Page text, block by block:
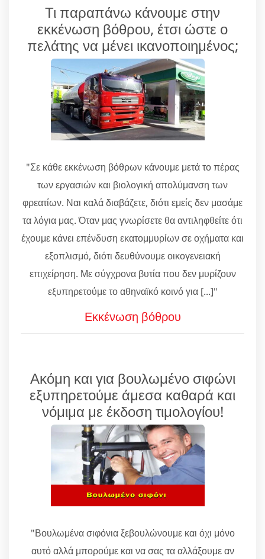
Τι παραπάνω κάνουμε στην
εκκένωση βόθρου, έτσι ώστε ο
πελάτης να μένει ικανοποιημένος;
"Σε κάθε εκκένωση βόθρων κάνουμε μετά το πέρας
των εργασιών και βιολογική απολύμανση των
φρεατίων. Ναι καλά διαβάζετε, διότι εμείς δεν μασάμε
τα λόγια μας. Όταν μας γνωρίσετε θα αντιληφθείτε ότι
έχουμε κάνει επένδυση εκατομμυρίων σε οχήματα και
εξοπλισμό, διότι δευθύνουμε οικογενειακή
επιχείρηση. Με σύγχρονα βυτία που δεν μυρίζουν
εξυπηρετούμε το αθηναϊκό κοινό για [...]"
Εκκένωση βόθρου
Ακόμη και για βουλωμένο σιφώνι
εξυπηρετούμε άμεσα καθαρά και
νόμιμα με έκδοση τιμολογίου!
"Βουλωμένα σιφόνια ξεβουλώνουμε και όχι μόνο
αυτό αλλά μπορούμε και να σας τα αλλάξουμε αν